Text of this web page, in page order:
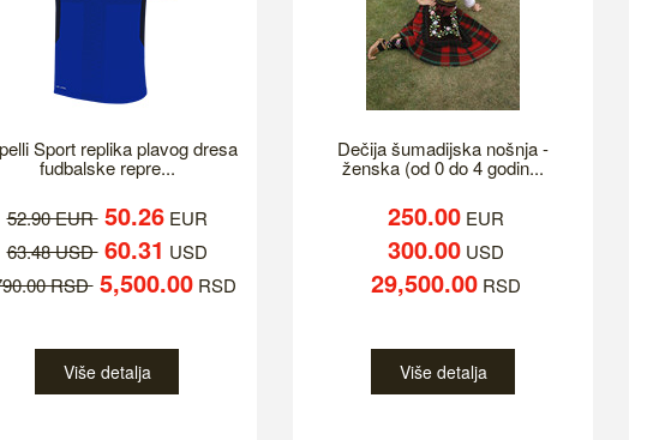
Sport replika plavog dresa
fudbalske repre...
52.90 EUR 50.26EUR
63.48 USD 60.31 USD
RSD 5,500.00RSD
Više detalja
Dečija šumadijska nošnja -
ženska (od 0 do 4 godin...
250.00 EUR
300.00 USD
29,500.00 RSD
Više detalja